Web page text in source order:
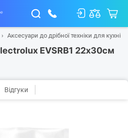
Аксесуари до дрібної техніки для кухні
EVSRB1 22х30см
Відгуки